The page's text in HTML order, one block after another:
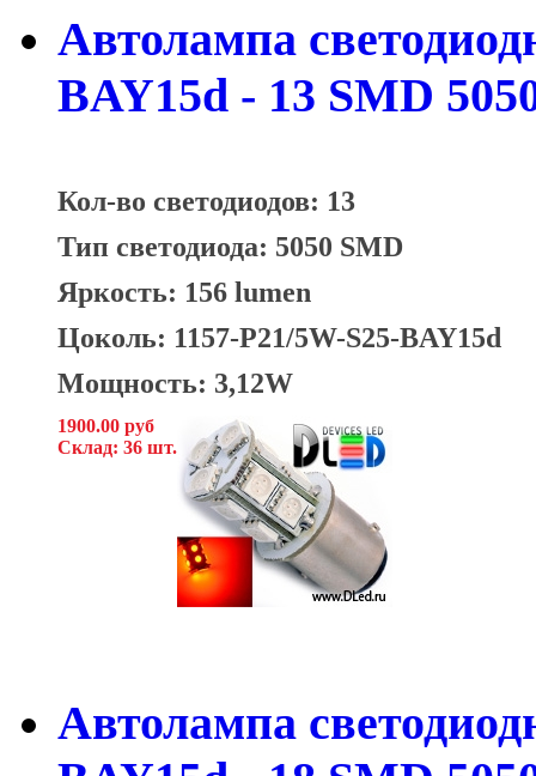
Автолампа
BAY15d - 13 SMD
Кол-во светодиодов: 13
Тип светодиода: 5050 SMD
Яркость: 156 lumen
Цоколь: 1157-P21/5W-S25-BAY15d
Мощность: 3,12W
1900.00 руб
Склад: 36 шт.
Автолампа